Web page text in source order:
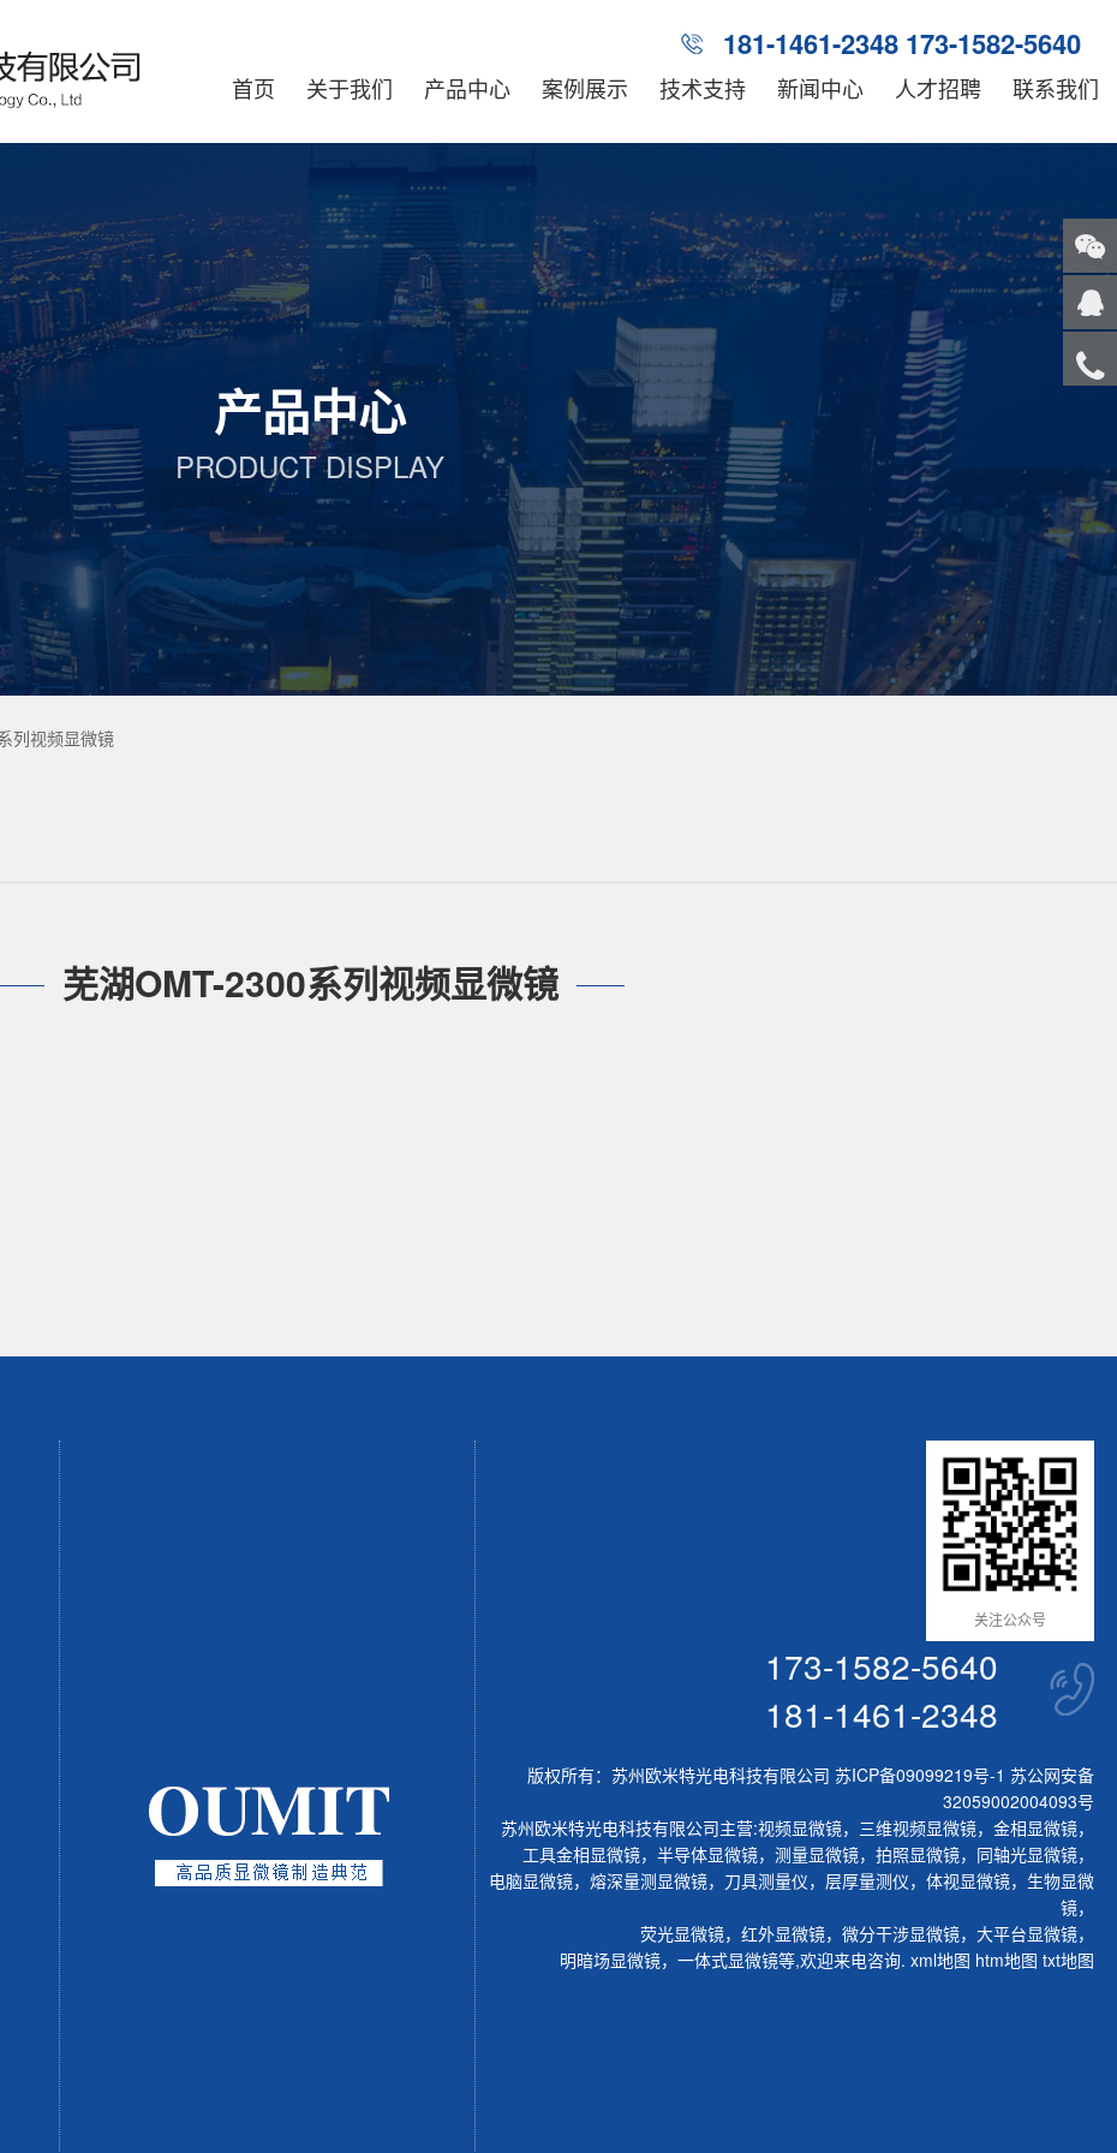
181-1461-2348 173-1582-5640
首页 关于我们 产品中心 案例展示 技术支持 新闻中心 人才招聘 联系我们
产品中心
PRODUCT DISPLAY
列视频显微镜
芜湖OMT-2300系列视频显微镜
关注公众号
173-1582-5640
181-1461-2348
版权所有：苏州欧米特光电科技有限公司 苏ICP备09099219号-1 苏公网安备
32059002004093号
苏州欧米特光电科技有限公司主营:视频显微镜， 三维视频显微镜， 金相显微镜，
工具金相显微镜， 半导体显微镜， 测量显微镜， 拍照显微镜， 同轴光显微镜，
电脑显微镜， 熔深量测显微镜， 刀具测量仪， 层厚量测仪， 体视显微镜， 生物显微
镜，
荧光显微镜， 红外显微镜， 微分干涉显微镜， 大平台显微镜，
明暗场显微镜， 一体式显微镜等,欢迎来电咨询. xml地图 htm地图 txt地图
关注
微信
客服
顶部